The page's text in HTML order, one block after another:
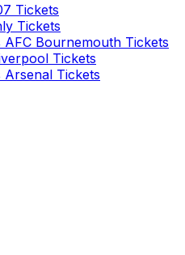
Tickets
Tickets
AFC Bournemouth Tickets
Tickets
Arsenal Tickets